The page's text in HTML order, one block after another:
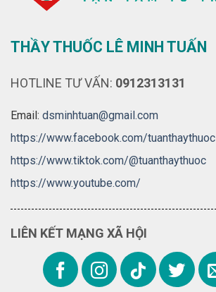
THẦY THUỐC LÊ MINH TUẤN
HOTLINE TƯ VẤN: 0912313131
Email: dsminhtuan@gmail.com
https://www.facebook.com/tuanthaythuoc
https://www.tiktok.com/@tuanthaythuoc
https://www.youtube.com/
LIÊN KẾT MẠNG XÃ HỘI